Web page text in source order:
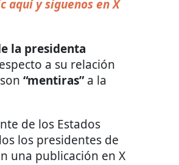
aquí y siguenos en X
la presidenta
a su relación
“mentiras”a la
de los Estados
los presidentes de
una publicación en X